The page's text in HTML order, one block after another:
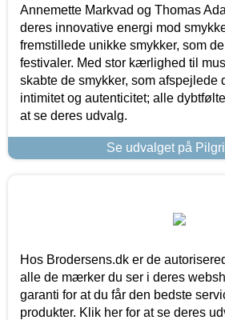
Annemette Markvad og Thomas
deres innovative energi mod
fremstillede unikke smykker, som
festivaler. Med stor kærlighed til
skabte de smykker, som afspejlede
intimitet og autenticitet; alle
at se deres udvalg.
Se udvalget på
Hos Brodersens.dk er de
alle de mærker du ser i deres
garanti for at du får den bedste
produkter. Klik her for at se deres